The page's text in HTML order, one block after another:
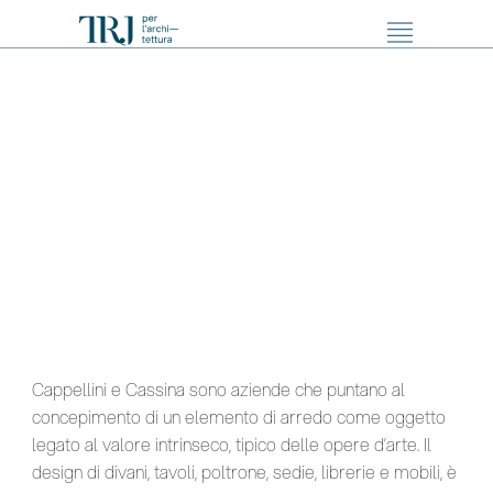
Cappellini e Cassina sono aziende che puntano al
concepimento di un elemento di arredo come oggetto
legato al valore intrinseco, tipico delle opere d’arte. Il
design di divani, tavoli, poltrone, sedie, librerie e mobili, è